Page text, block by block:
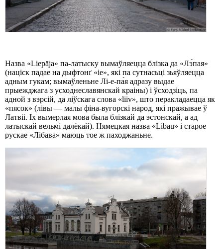
Назва «Liepāja» па-латыску вымаўляецца блізка да «Лэ́пая»
(націск падае на дыфтонґ «ie», які па сутнасьці зьяўляецца
адным гукам; вымаўленьне Лі-е-па́я адразу выдае
прыежджага з усходнеславянскай краіны) і ўсходзіць, па
адной з вэрсій, да ліўскага слова «liiv», што перакладаецца як
«пясок» (лівы — малы фіна-вугорскі народ, які пражывае ў
Латвіі. Іх вымерлая мова была блізкай да эстонскай, а ад
латыскай вельмі далёкай). Нямецкая назва «Libau» і старое
рускае «Лібава» маюць тое ж паходжаньне.